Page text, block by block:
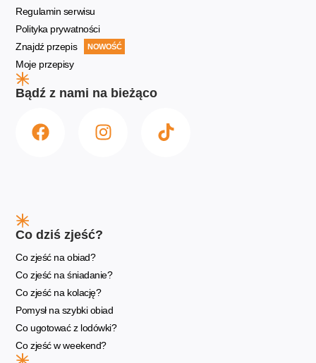
Regulamin serwisu
Polityka prywatności
Znajdź przepis
NOWOŚĆ
Moje przepisy
Bądź z nami na bieżąco
Co dziś zjeść?
Co zjeść na obiad?
Co zjeść na śniadanie?
Co zjeść na kolację?
Pomysł na szybki obiad
Co ugotować z lodówki?
Co zjeść w weekend?